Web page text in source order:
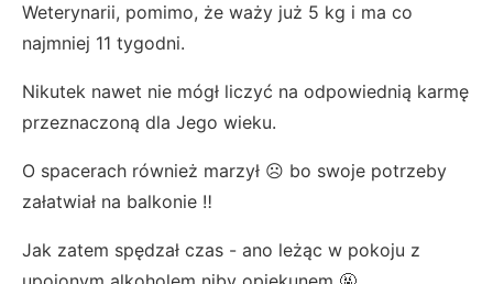
Weterynarii, pomimo, że waży już 5 kg i ma co
najmniej 11 tygodni.
Nikutek nawet nie mógł liczyć na odpowiednią karmę
przeznaczoną dla Jego wieku.
O spacerach również marzył ☹️ bo swoje potrzeby
załatwiał na balkonie ‼️
Jak zatem spędzał czas - ano leżąc w pokoju z